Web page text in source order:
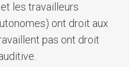
les travailleurs
ont droit aux
pas ont droit